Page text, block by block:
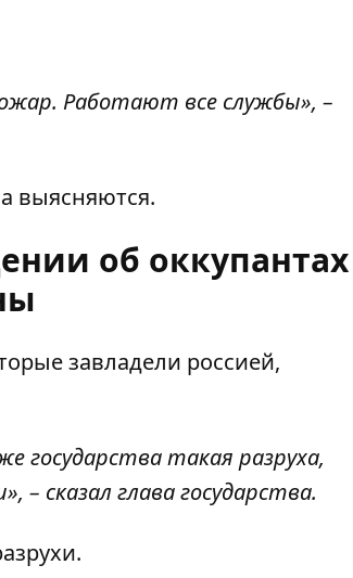
Работают все службы», –
выясняются.
об оккупантах
завладели россией,
государства такая разруха,
сказал глава государства.